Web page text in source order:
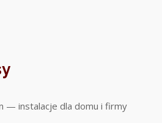
— instalacje dla domu i firmy